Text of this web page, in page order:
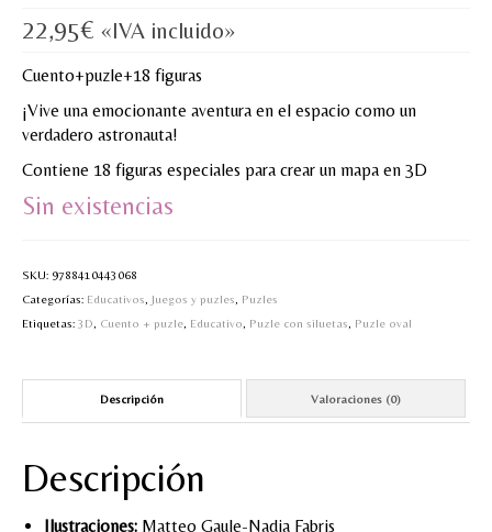
TIENDA
¿QUIÉN SOY?
CREACIONES
BLOG
MI CUENTA
Valoraciones y opiniones de TejiendoLEE un
cuento
22,95€ «IVA incluido»
Cuento+puzle+18 figuras
¡Vive una emocionante aventura en el espacio como un
verdadero astronauta!
Contiene 18 figuras especiales para crear un mapa en 3D
Sin existencias
SKU: 9788410443068
Categorías: Educativos Juegos y puzles
Puzles
Etiquetas: 3D Cuento + puzle Educativo Puzle con siluetas Puzle oval
Descripción Valoraciones (0)
Descripción
Ilustraciones: Matteo Gaule-Nadia Fabris